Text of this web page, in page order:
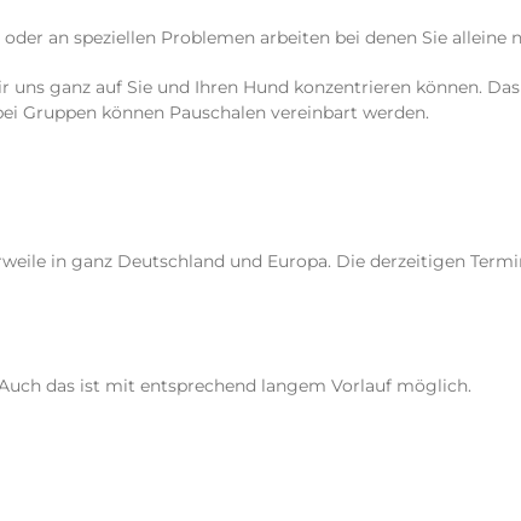
an speziellen Problemen arbeiten bei denen Sie alleine
ganz auf Sie und Ihren Hund konzentrieren können.
Gruppen können Pauschalen vereinbart werden.
in ganz Deutschland und Europa. Die derzeitigen
das ist mit entsprechend langem Vorlauf möglich.